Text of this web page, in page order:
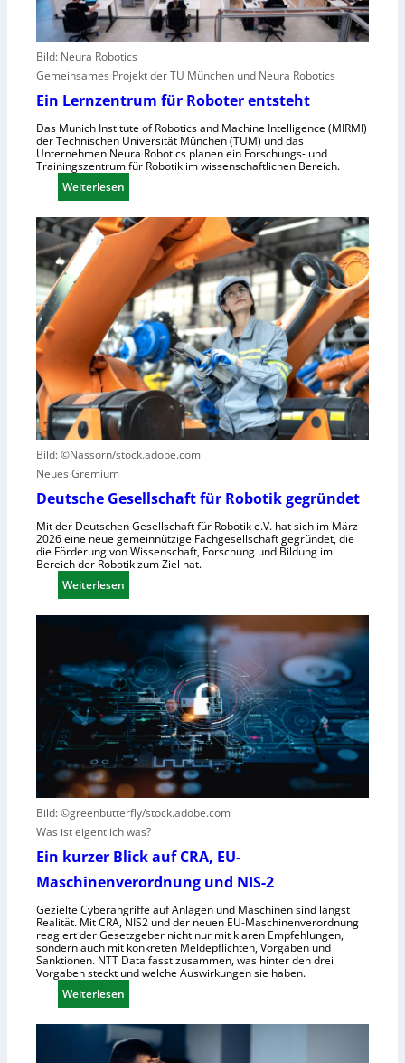
l
n
s
n
e
l
r
z
u
n
u
t
z
f
r
d
u
s
t
i
e
S
t
e
u
e
r
u
g
y
s
t
e
e
s
V
i
s
i
e
n
e
h
m
n
Bild: Neura Robotics
Gemeinsames Projekt der TU München und Neura Robotics
Ein Lernzentrum für Roboter entsteht
Das Munich Institute of Robotics and Machine Intelligence (MIRMI)
der Technischen Universität München (TUM) und das
Unternehmen Neura Robotics planen ein Forschungs- und
Trainingszentrum für Robotik im wissenschaftlichen Bereich.
Weiterlesen
E
i
r
n
z
e
n
t
r
m
r
R
o
b
t
e
n
t
s
t
e
t
Bild: ©Nassorn/stock.adobe.com
Neues Gremium
Deutsche Gesellschaft für Robotik gegründet
Mit der Deutschen Gesellschaft für Robotik e.V. hat sich im März
2026 eine neue gemeinnützige Fachgesellschaft gegründet, die
die Förderung von Wissenschaft, Forschung und Bildung im
Bereich der Robotik zum Ziel hat.
Weiterlesen
D
t
s
c
h
e
G
s
e
l
c
h
a
t
f
r
R
Bild: ©greenbutterfly/stock.adobe.com
Was ist eigentlich was?
Ein kurzer Blick auf CRA, EU-
Maschinenverordnung und NIS-2
Gezielte Cyberangriffe auf Anlagen und Maschinen sind längst
Realität. Mit CRA, NIS2 und der neuen EU-Maschinenverordnung
reagiert der Gesetzgeber nicht nur mit klaren Empfehlungen,
sondern auch mit konkreten Meldepflichten, Vorgaben und
Sanktionen. NTT Data fasst zusammen, was hinter den drei
Vorgaben steckt und welche Auswirkungen sie haben.
Weiterlesen
E
i